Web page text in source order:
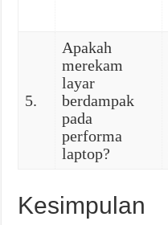
5.
Apakah
merekam
layar
berdampak
pada
performa
laptop?
Kesimpulan